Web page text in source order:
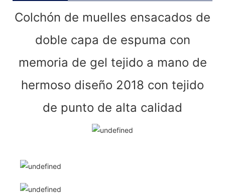
Colchón de muelles ensacados de
doble capa de espuma con
memoria de gel tejido a mano de
hermoso diseño 2018 con tejido
de punto de alta calidad